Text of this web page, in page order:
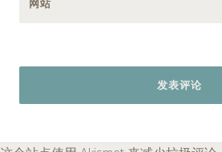
网站